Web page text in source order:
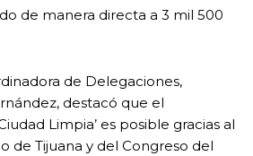
de manera directa a 3 mil 500
de Delegaciones,
destacó que el
Limpia’ es posible gracias al
de Tijuana y del Congreso del